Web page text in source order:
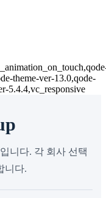
theme-ver-13.0,qode-
5.4.4,vc_responsive
니다. 각 회사 선택
니다.